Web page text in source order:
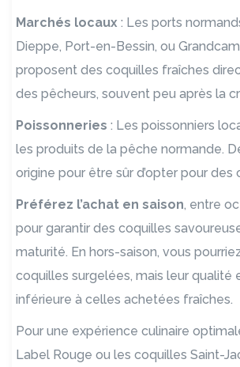
Marchés locaux : Les ports
Dieppe, Port-en-Bessin, ou
proposent des coquilles fraîches
des pêcheurs, souvent peu après la
Poissonneries : Les poissonniers
les produits de la pêche normande.
origine pour être sûr d’opter pour des
Préférez l’achat en saison, entre
pour garantir des coquilles
maturité. En hors-saison, vous
coquilles surgelées, mais leur qualité
inférieure à celles achetées fraîches.
Pour une expérience culinaire
Label Rouge ou les coquilles Saint-